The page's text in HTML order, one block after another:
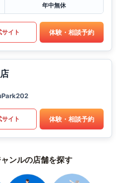
年中無休
サイト 体験・相談予約
サイト 体験・相談予約
ンルの店舗を探す